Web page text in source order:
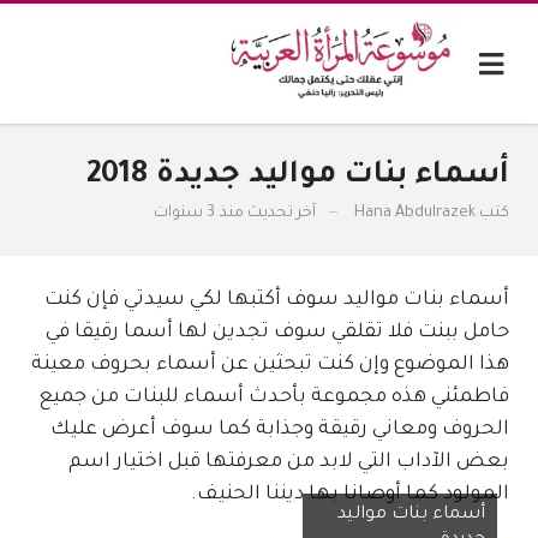
أسماء بنات مواليد جديدة 2018
كتب Hana Abdulrazek آخر تحديث منذ 3 سنوات
أسماء بنات مواليد سوف أكتبها لكي سيدتي فإن كنت
حامل ببنت فلا تقلقي سوف تجدين لها أسما رقيقا في
هذا الموضوع وإن كنت تبحثين عن أسماء بحروف معينة
فاطمئني هذه مجموعة بأحدث أسماء للبنات من جميع
الحروف ومعاني رقيقة وجذابة كما سوف أعرض عليك
بعض الآداب التي لابد من معرفتها قبل اختيار اسم
المولود كما أوصانا بها ديننا الحنيف.
أسماء بنات مواليد